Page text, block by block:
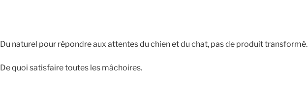
Du naturel pour répondre aux attentes du chien et du chat, pas de produit transformé.
De quoi satisfaire toutes les mâchoires.